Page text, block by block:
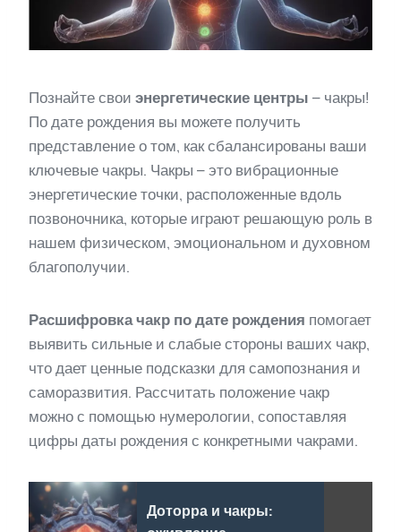
Познайте свои энергетические центры – чакры!
По дате рождения вы можете получить
представление о том, как сбалансированы ваши
ключевые чакры. Чакры – это вибрационные
энергетические точки, расположенные вдоль
позвоночника, которые играют решающую роль в
нашем физическом, эмоциональном и духовном
благополучии.
Расшифровка чакр по дате рождения помогает
выявить сильные и слабые стороны ваших чакр,
что дает ценные подсказки для самопознания и
саморазвития. Рассчитать положение чакр
можно с помощью нумерологии, сопоставляя
цифры даты рождения с конкретными чакрами.
Доторра и чакры: